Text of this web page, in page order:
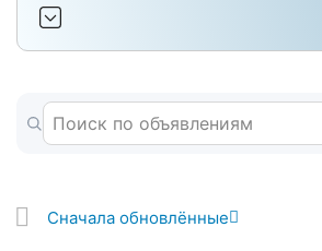
Сначала обновлённые